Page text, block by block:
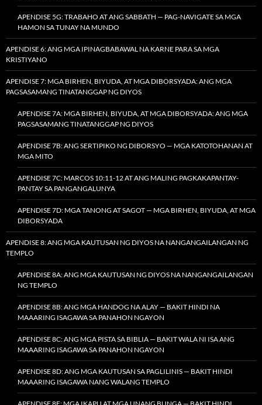
APENDISE 5G: TRABAHO AT ANG SABBATH — PAG-NAVIGATE SA MGA
HAMON SA TUNAY NA MUNDO
APENDISE 6: ANG MGA IPINAGBABAWAL NA KARNE PARA SA MGA
KRISTIYANO
APENDISE 7: MGA BIRHEN, BIYUDA, AT MGA DIBORSYADA: ANG MGA
PAGSASAMANG TINATANGGAP NG DIYOS
APENDISE 7A: MGA BIRHEN, BIYUDA, AT MGA DIBORSYADA: ANG MGA
PAGSASAMANG TINATANGGAP NG DIYOS
APENDISE 7B: ANG SERTIPIKO NG DIBORSYO — MGA KATOTOHANAN AT
MGA MITO
APENDISE 7C: MARCOS 10:11-12 AT ANG MALING PAGKAKAPANTAY-
PANTAY SA PANGANGALUNYA
APENDISE 7D: MGA TANONG AT SAGOT — MGA BIRHEN, BIYUDA, AT MGA
DIBORSYADA
APENDISE 8: ANG MGA KAUTUSAN NG DIYOS NA NANGANGAILANGAN NG
TEMPLO
APENDISE 8A: ANG MGA KAUTUSAN NG DIYOS NA NANGANGAILANGAN
NG TEMPLO
APENDISE 8B: ANG MGA HANDOG NA ALAY — BAKIT HINDI NA
MAAARING ISAGAWA SA PANAHON NGAYON
APENDISE 8C: ANG MGA PISTA SA BIBLIA — BAKIT WALA NI ISA ANG
MAAARING ISAGAWA SA PANAHON NGAYON
APENDISE 8D: ANG MGA KAUTUSAN SA PAGLILINIS — BAKIT HINDI
MAAARING ISAGAWA NANG WALANG TEMPLO